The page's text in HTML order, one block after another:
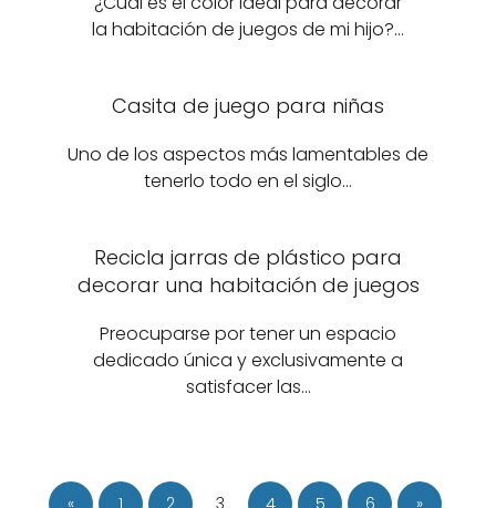
la habitación de juegos de mi hijo?…
Casita de juego para niñas
Uno de los aspectos más lamentables de
tenerlo todo en el siglo…
Recicla jarras de plástico para
decorar una habitación de juegos
Preocuparse por tener un espacio
dedicado única y exclusivamente a
satisfacer las…
« 1 2 3 4 5 6 »